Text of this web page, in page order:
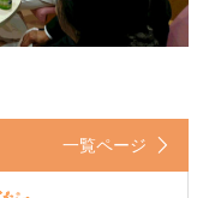
一覧ページ